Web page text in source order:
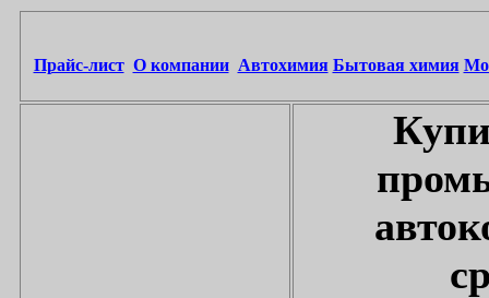
Прайс-лист О компании Автохимия Бытовая химия